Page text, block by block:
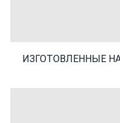
ИЗГОТОВЛЕННЫЕ